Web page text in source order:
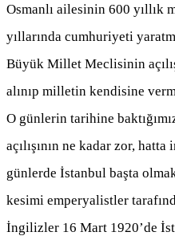
Osmanlı ailesinin 600 yıllık
yıllarında cumhuriyeti
Büyük Millet Meclisinin
alınıp milletin kendisine
O günlerin tarihine
açılışının ne kadar zor,
günlerde İstanbul başta
kesimi emperyalistler
İngilizler 16 Mart 1920’de